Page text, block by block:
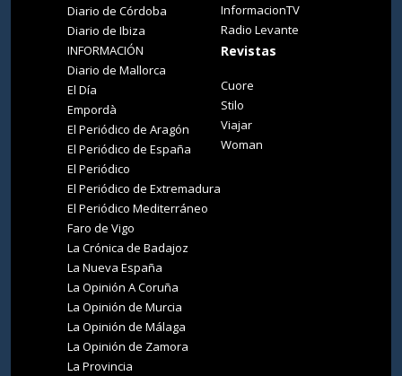
Diario de Córdoba
Diario de Ibiza
INFORMACIÓN
Diario de Mallorca
El Día
Empordà
El Periódico de Aragón
El Periódico de España
El Periódico
El Periódico de Extremadura
El Periódico Mediterráneo
Faro de Vigo
La Crónica de Badajoz
La Nueva España
La Opinión A Coruña
La Opinión de Murcia
La Opinión de Málaga
La Opinión de Zamora
La Provincia
InformacionTV
Radio Levante
Revistas
Cuore
Stilo
Viajar
Woman